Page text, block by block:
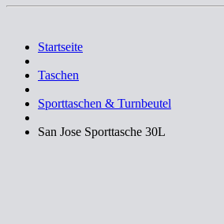
Startseite
Taschen
Sporttaschen & Turnbeutel
San Jose Sporttasche 30L